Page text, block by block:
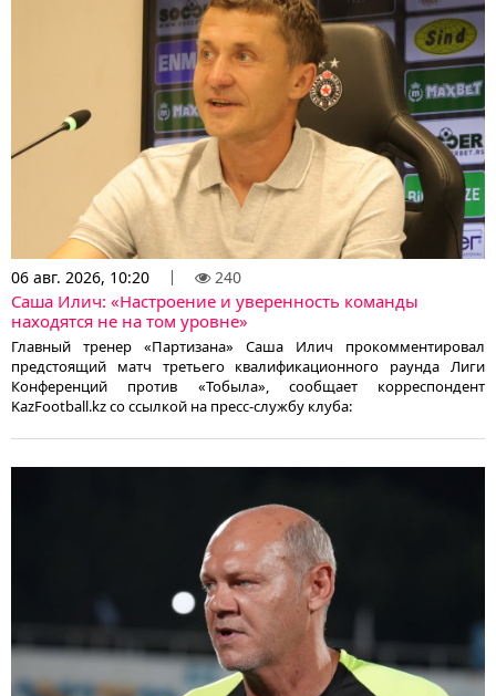
06 авг. 2026, 10:20 240
Саша Илич: «Настроение и уверенность команды
находятся не на том уровне»
Главный тренер «Партизана» Саша Илич прокомментировал
предстоящий матч третьего квалификационного раунда Лиги
Конференций против «Тобыла», сообщает корреспондент
KazFootball.kz со ссылкой на пресс-службу клуба: